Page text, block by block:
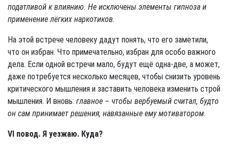
податливой к влиянию. Не исключены элементы гипноза и
применение лёгких наркотиков.
На этой встрече человеку дадут понять, что его заметили,
что он избран. Что примечательно, избран для особо важного
дела. Если одной встречи мало, будут ещё одна-две, а может,
даже потребуется несколько месяцев, чтобы снизить уровень
критического мышления и заставить человека изменить строй
мышления. И вновь: главное – чтобы вербуемый считал, будто
он сам принимает решения, навязанные ему мотиватором.
VI повод. Я уезжаю. Куда?